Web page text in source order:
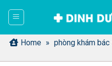
dung Home » phòng khám